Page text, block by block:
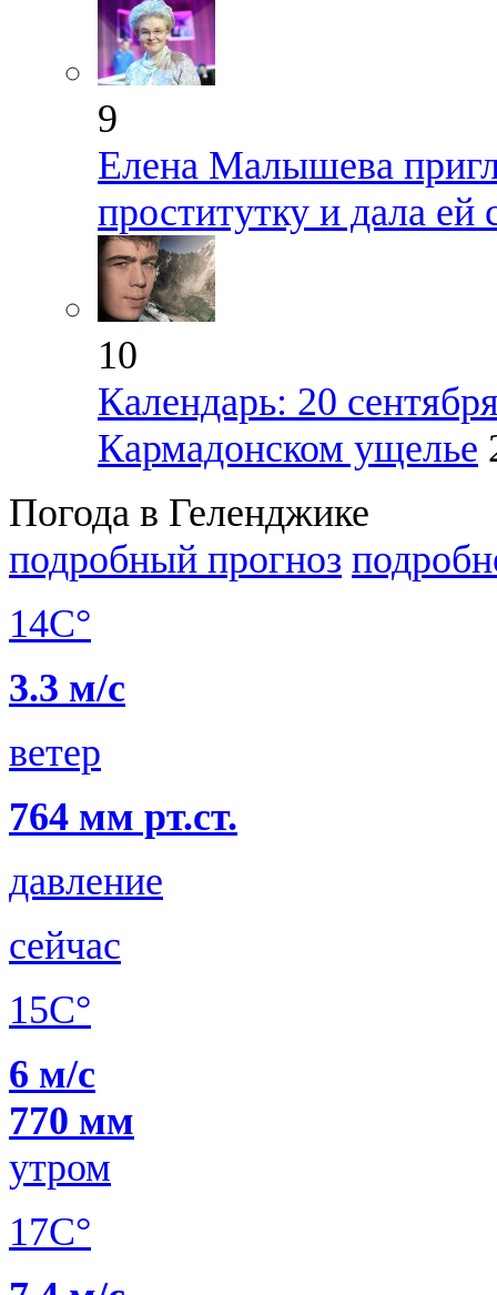
9
Елена Малышева
проститутку и дала ей
10
Календарь: 20
Кармадонском ущелье
Погода в Геленджике
подробный прогноз
14C°
3.3 м/с
ветер
764 мм рт.ст.
давление
сейчас
15C°
6 м/с
770 мм
утром
17C°